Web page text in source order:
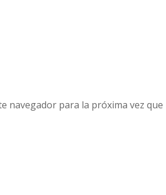
navegador para la próxima vez que